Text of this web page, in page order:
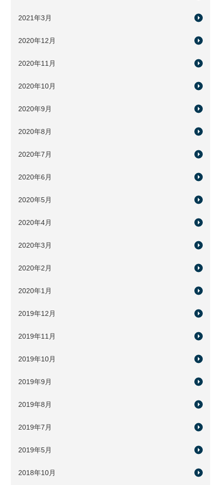
2021年3月
2020年12月
2020年11月
2020年10月
2020年9月
2020年8月
2020年7月
2020年6月
2020年5月
2020年4月
2020年3月
2020年2月
2020年1月
2019年12月
2019年11月
2019年10月
2019年9月
2019年8月
2019年7月
2019年5月
2018年10月